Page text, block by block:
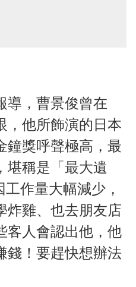
導，曹景俊曾在
，他所飾演的日本
鐘獎呼聲極高，最
堪稱是「最大遺
作量大幅減少，
炸雞、也去朋友店
客人會認出他，他
錢！要趕快想辦法